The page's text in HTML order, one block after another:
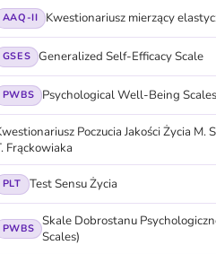
AAQ-II Kwestionariusz mierzący
GSES Generalized Self-Efficacy Scale
PWBS Psychological Well-Being Scales
Poczucia Jakości Życia
Frąckowiaka
PLT Test Sensu Życia
PWBS
Skale Dobrostanu
Scales)